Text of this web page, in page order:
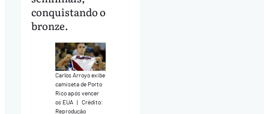
conquistando o
bronze.
Carlos Arroyo exibe
camiseta de Porto
Rico após vencer
os EUA | Crédito:
Reprodução